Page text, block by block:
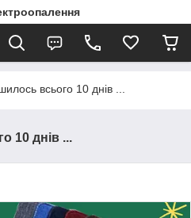
всього 10 днів ...
10 днів ...